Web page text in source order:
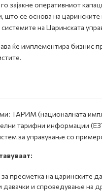
зајакне оперативниот
што се основа на
на Царинската
ќе имплементира
ТАРИМ (националната
тарифни информации
за управување со
на царинските
давачки и спроведување на